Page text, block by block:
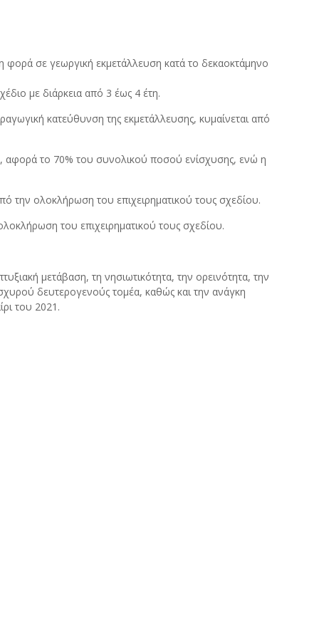
φορά σε γεωργική εκμετάλλευση κατά το δεκαοκτάμηνο
με διάρκεια από 3 έως 4 έτη.
κατεύθυνση της εκμετάλλευσης, κυμαίνεται από
αφορά το 70% του συνολικού ποσού ενίσχυσης, ενώ η
την ολοκλήρωση του επιχειρηματικού τους σχεδίου.
του επιχειρηματικού τους σχεδίου.
μετάβαση, τη νησιωτικότητα, την ορεινότητα, την
δευτερογενούς τομέα, καθώς και την ανάγκη
του 2021.